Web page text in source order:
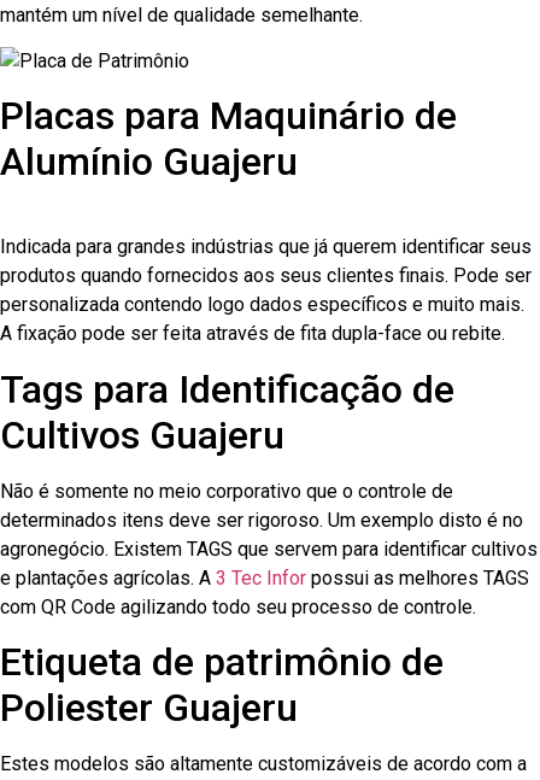
mantém um nível de qualidade semelhante.
Placas para Maquinário de
Alumínio Guajeru
Indicada para grandes indústrias que já querem identificar seus
produtos quando fornecidos aos seus clientes finais. Pode ser
personalizada contendo logo dados específicos e muito mais.
A fixação pode ser feita através de fita dupla-face ou rebite.
Tags para Identificação de
Cultivos Guajeru
Não é somente no meio corporativo que o controle de
determinados itens deve ser rigoroso. Um exemplo disto é no
agronegócio. Existem TAGS que servem para identificar cultivos
e plantações agrícolas. A 3 Tec Infor possui as melhores TAGS
com QR Code agilizando todo seu processo de controle.
Etiqueta de patrimônio de
Poliester Guajeru
Estes modelos são altamente customizáveis de acordo com a